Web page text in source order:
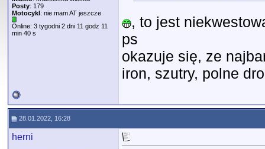
Posty: 179
Motocykl: nie mam AT jeszcze
Online: 3 tygodni 2 dni 11 godz 11
min 40 s
, to jest
ps
okazuje się, ze
iron, szutry, polne
28.01.2022, 16:28
herni